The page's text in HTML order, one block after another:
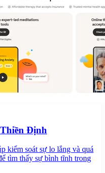
Định
kiểm soát sự lo lắng và quá
tìm thấy sự bình tĩnh trong